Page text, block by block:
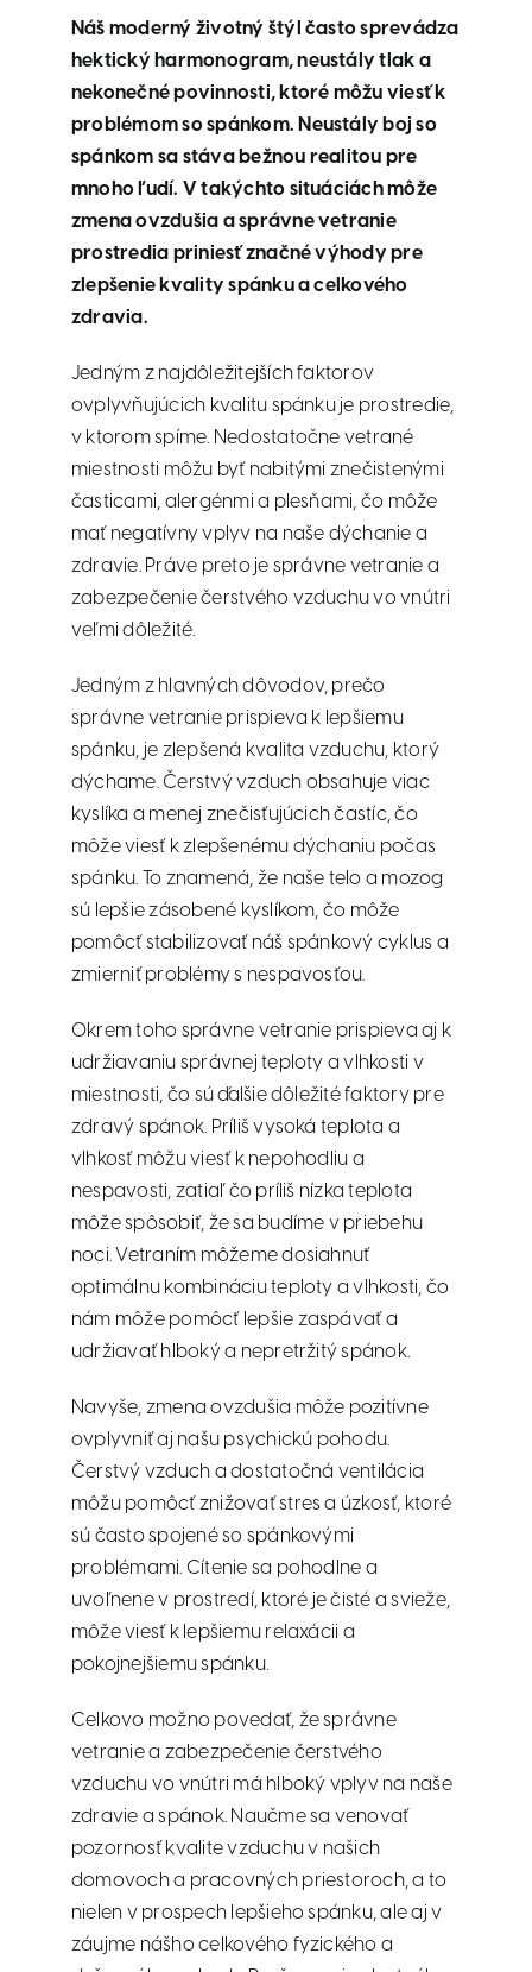
Náš moderný životný štýl často sprevádza
hektický harmonogram, neustály tlak a
nekonečné povinnosti, ktoré môžu viesť k
problémom so spánkom. Neustály boj so
spánkom sa stáva bežnou realitou pre
mnoho ľudí. V takýchto situáciách môže
zmena ovzdušia a správne vetranie
prostredia priniesť značné výhody pre
zlepšenie kvality spánku a celkového
zdravia.
Jedným z najdôležitejších faktorov
ovplyvňujúcich kvalitu spánku je prostredie,
v ktorom spíme. Nedostatočne vetrané
miestnosti môžu byť nabitými znečistenými
časticami, alergénmi a plesňami, čo môže
mať negatívny vplyv na naše dýchanie a
zdravie. Práve preto je správne vetranie a
zabezpečenie čerstvého vzduchu vo vnútri
veľmi dôležité.
Jedným z hlavných dôvodov, prečo
správne vetranie prispieva k lepšiemu
spánku, je zlepšená kvalita vzduchu, ktorý
dýchame. Čerstvý vzduch obsahuje viac
kyslíka a menej znečisťujúcich častíc, čo
môže viesť k zlepšenému dýchaniu počas
spánku. To znamená, že naše telo a mozog
sú lepšie zásobené kyslíkom, čo môže
pomôcť stabilizovať náš spánkový cyklus a
zmierniť problémy s nespavosťou.
Okrem toho správne vetranie prispieva aj k
udržiavaniu správnej teploty a vlhkosti v
miestnosti, čo sú ďalšie dôležité faktory pre
zdravý spánok. Príliš vysoká teplota a
vlhkosť môžu viesť k nepohodliu a
nespavosti, zatiaľ čo príliš nízka teplota
môže spôsobiť, že sa budíme v priebehu
noci. Vetraním môžeme dosiahnuť
optimálnu kombináciu teploty a vlhkosti, čo
nám môže pomôcť lepšie zaspávať a
udržiavať hlboký a nepretržitý spánok.
Navyše, zmena ovzdušia môže pozitívne
ovplyvniť aj našu psychickú pohodu.
Čerstvý vzduch a dostatočná ventilácia
môžu pomôcť znižovať stres a úzkosť, ktoré
sú často spojené so spánkovými
problémami. Cítenie sa pohodlne a
uvoľnene v prostredí, ktoré je čisté a svieže,
môže viesť k lepšiemu relaxácii a
pokojnejšiemu spánku.
Celkovo možno povedať, že správne
vetranie a zabezpečenie čerstvého
vzduchu vo vnútri má hlboký vplyv na naše
zdravie a spánok. Naučme sa venovať
pozornosť kvalite vzduchu v našich
domovoch a pracovných priestoroch, a to
nielen v prospech lepšieho spánku, ale aj v
záujme nášho celkového fyzického a